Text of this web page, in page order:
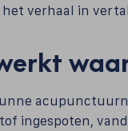
verhaal in
ingespoten,